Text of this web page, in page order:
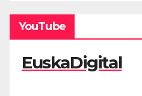
YouTube
EuskaDigital